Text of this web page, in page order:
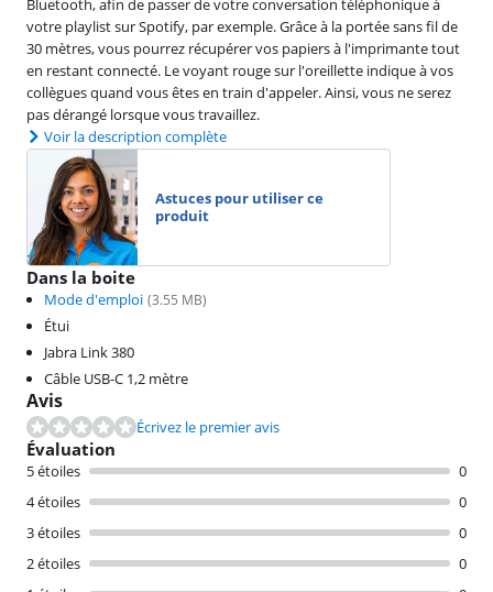
Bluetooth, afin de passer de votre conversation téléphonique à
votre playlist sur Spotify, par exemple. Grâce à la portée sans fil de
30 mètres, vous pourrez récupérer vos papiers à l'imprimante tout
en restant connecté. Le voyant rouge sur l'oreillette indique à vos
collègues quand vous êtes en train d'appeler. Ainsi, vous ne serez
pas dérangé lorsque vous travaillez.
Voir la description complète
Astuces pour utiliser ce
produit
Dans la boite
Mode d'emploi (3.55 MB)
Étui
Jabra Link 380
Câble USB-C 1,2 mètre
Avis
Écrivez le premier avis
Évaluation
5 étoiles
0
4 étoiles
0
3 étoiles
0
2 étoiles
0